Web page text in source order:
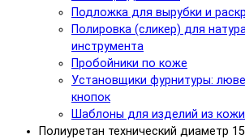
Подложка для вырубки и
Полировка (сликер) для
инструмента
Пробойники по коже
Установщики фурнитуры:
кнопок
Шаблоны для изделий из кожи
Полиуретан технический диаметр